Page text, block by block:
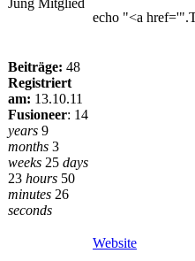
Jung Mitglied
Beiträge: 48
Registriert
am: 13.10.11
Fusioneer: 14
years 9
months 3
weeks 25 days
23 hours 50
minutes 26
seconds
echo "<a
Website